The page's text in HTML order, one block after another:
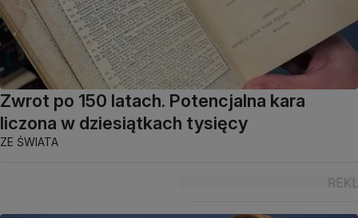
Zwrot po 150 latach. Potencjalna kara
liczona w dziesiątkach tysięcy
ZE ŚWIATA